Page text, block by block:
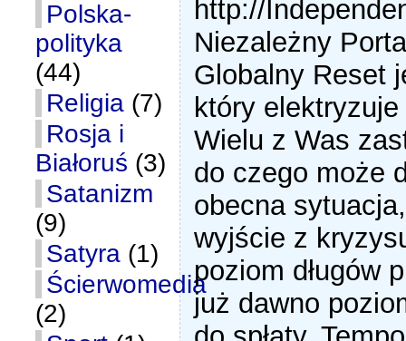
Polska-
polityka
(44)
Religia (7)
Rosja i
Białoruś (3)
Satanizm
(9)
Satyra (1)
Ścierwomedia
(2)
http://
Niezależny
Globalny Reset
który
Wielu z Was
do czego może
obecna
wyjście z
poziom długów
już dawno